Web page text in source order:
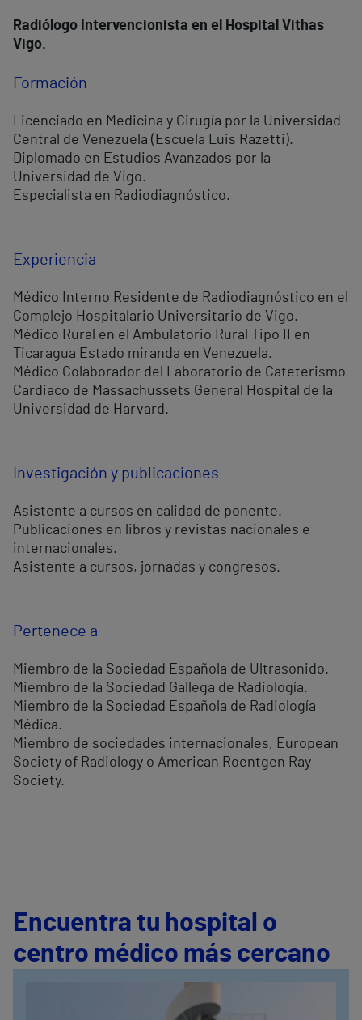
Radiólogo Intervencionista en el Hospital Vithas
Vigo.
Formación
Licenciado en Medicina y Cirugía por la Universidad
Central de Venezuela (Escuela Luis Razetti).
Diplomado en Estudios Avanzados por la
Universidad de Vigo.
Especialista en Radiodiagnóstico.
Experiencia
Médico Interno Residente de Radiodiagnóstico en el
Complejo Hospitalario Universitario de Vigo.
Médico Rural en el Ambulatorio Rural Tipo II en
Ticaragua Estado miranda en Venezuela.
Médico Colaborador del Laboratorio de Cateterismo
Cardiaco de Massachussets General Hospital de la
Universidad de Harvard.
Investigación y publicaciones
Asistente a cursos en calidad de ponente.
Publicaciones en libros y revistas nacionales e
internacionales.
Asistente a cursos, jornadas y congresos.
Pertenece a
Miembro de la Sociedad Española de Ultrasonido.
Miembro de la Sociedad Gallega de Radiología.
Miembro de la Sociedad Española de Radiología
Médica.
Miembro de sociedades internacionales, European
Society of Radiology o American Roentgen Ray
Society.
Encuentra tu hospital o
centro médico más cercano